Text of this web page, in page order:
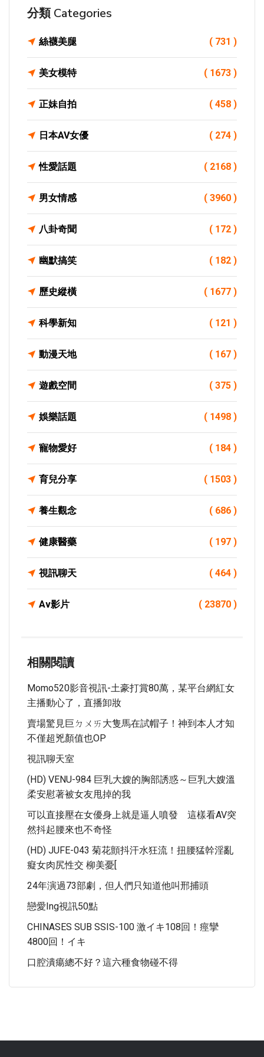
分類 Categories
絲襪美腿 ( 731 )
美女模特 ( 1673 )
正妹自拍 ( 458 )
日本AV女優 ( 274 )
性愛話題 ( 2168 )
男女情感 ( 3960 )
八卦奇聞 ( 172 )
幽默搞笑 ( 182 )
歷史縱橫 ( 1677 )
科學新知 ( 121 )
動漫天地 ( 167 )
遊戲空間 ( 375 )
娛樂話題 ( 1498 )
寵物愛好 ( 184 )
育兒分享 ( 1503 )
養生觀念 ( 686 )
健康醫藥 ( 197 )
視訊聊天 ( 464 )
Av影片 ( 23870 )
相關閱讀
Momo520影音視訊-土豪打賞80萬，某平台網紅女
主播動心了，直播卸妝
賣場驚見巨ㄉㄨㄞ大隻馬在試帽子！神到本人才知
不僅超兇顏值也OP
視訊聊天室
(HD) VENU-984 巨乳大嫂的胸部誘惑～巨乳大嫂溫
柔安慰著被女友甩掉的我
可以直接壓在女優身上就是逼人噴發 這樣看AV突
然抖起腰來也不奇怪
(HD) JUFE-043 菊花顫抖汗水狂流！扭腰猛幹淫亂
癡女肉尻性交 柳美憂[
24年演過73部劇，但人們只知道他叫邢捕頭
戀愛ing視訊50點
CHINASES SUB SSIS-100 激イキ108回！痙攣
4800回！イキ
口腔潰瘍總不好？這六種食物碰不得